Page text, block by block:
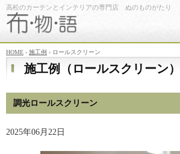
高松のカーテンとインテリアの専門店 ぬのものがたり
HOME › 施工例 › ロールスクリーン
施工例（ロールスクリーン）
調光ロールスクリーン
2025年06月22日